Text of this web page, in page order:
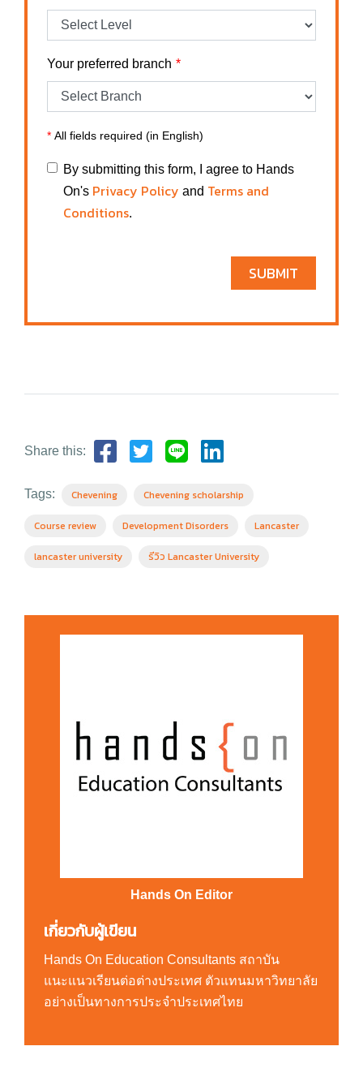
Your preferred branch
* All fields required (in English)
By submitting this form, I agree to Hands
On's Privacy Policy and Terms and
Conditions.
SUBMIT
Share this:
Tags: Chevening Chevening scholarship
Course review Development Disorders Lancaster
lancaster university รีวิว Lancaster University
Hands On Editor
เกี่ยวกับผู้เขียน
Hands On Education Consultants สถาบัน
แนะแนวเรียนต่อต่างประเทศ ตัวแทนมหาวิทยาลัย
อย่างเป็นทางการประจำประเทศไทย